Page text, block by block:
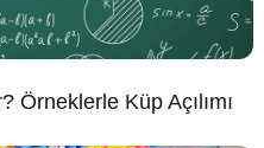
Örneklerle Küp Açılımı